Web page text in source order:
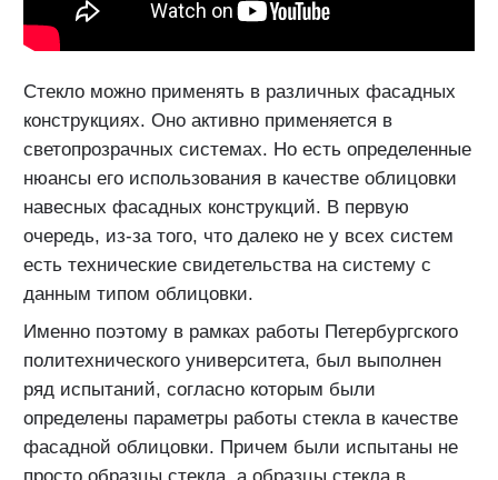
Стекло можно применять в различных фасадных
конструкциях. Оно активно применяется в
светопрозрачных системах. Но есть определенные
нюансы его использования в качестве облицовки
навесных фасадных конструкций. В первую
очередь, из-за того, что далеко не у всех систем
есть технические свидетельства на систему с
данным типом облицовки.
Именно поэтому в рамках работы Петербургского
политехнического университета, был выполнен
ряд испытаний, согласно которым были
определены параметры работы стекла в качестве
фасадной облицовки. Причем были испытаны не